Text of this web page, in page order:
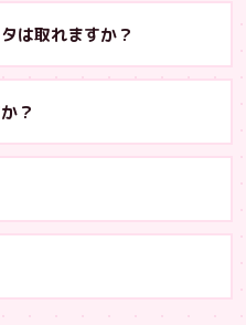
は取れますか？
？